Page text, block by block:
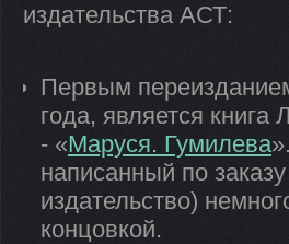
издательства АСТ:
Первым
года, является
- «Маруся. Гумилева
написанный по
издательство)
концовкой.